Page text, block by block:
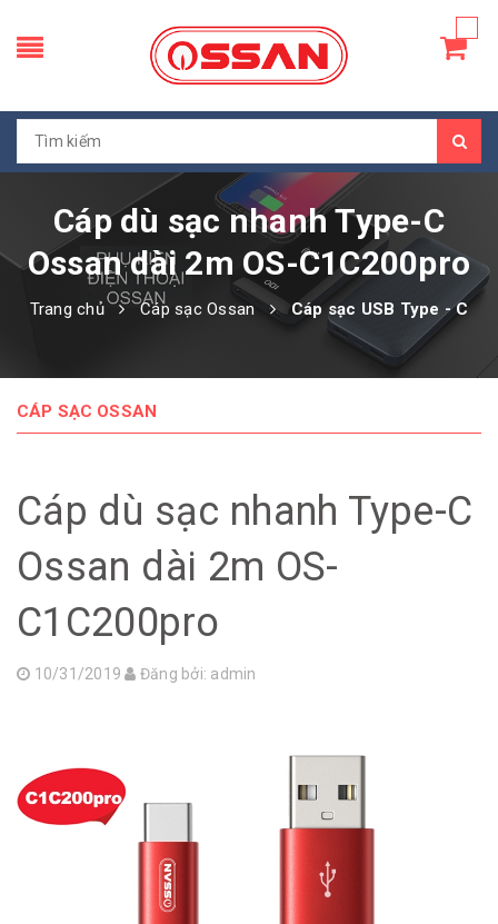
Cáp dù sạc nhanh Type-C
Ossan dài 2m OS-C1C200pro
Trang chủ Cáp sạc Ossan Cáp sạc USB Type - C
CÁP SẠC OSSAN
Cáp dù sạc nhanh Type-C
Ossan dài 2m OS-
C1C200pro
10/31/2019 Đăng bởi: admin